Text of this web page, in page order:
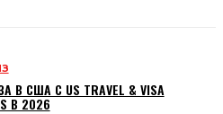
В США С US TRAVEL & VISA
В 2026